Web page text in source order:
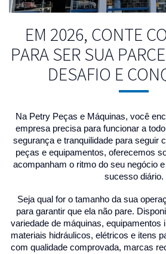
EM 2026, CONTE
PARA SER SUA
DESAFIO E
Na Petry Peças e Máquinas, você
empresa precisa para funcionar a
segurança e tranquilidade para seguir
peças e equipamentos, oferecemos
acompanham o ritmo do seu negócio
sucesso diário.
Seja qual for o tamanho da sua
para garantir que ela não pare.
variedade de máquinas, equipamentos
materiais hidráulicos, elétricos e itens
com qualidade comprovada, marcas